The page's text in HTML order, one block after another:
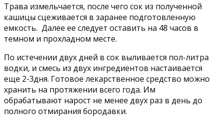
Трава измельчается, после чего сок из полученной
кашицы сцеживается в заранее подготовленную
емкость. Далее ее следует оставить на 48 часов в
темном и прохладном месте.
По истечении двух дней в сок выливается пол-литра
водки, и смесь из двух ингредиентов настаивается
еще 2-3дня. Готовое лекарственное средство можно
хранить на протяжении всего года. Им
обрабатывают нарост не менее двух раз в день до
полного отмирания бородавки.